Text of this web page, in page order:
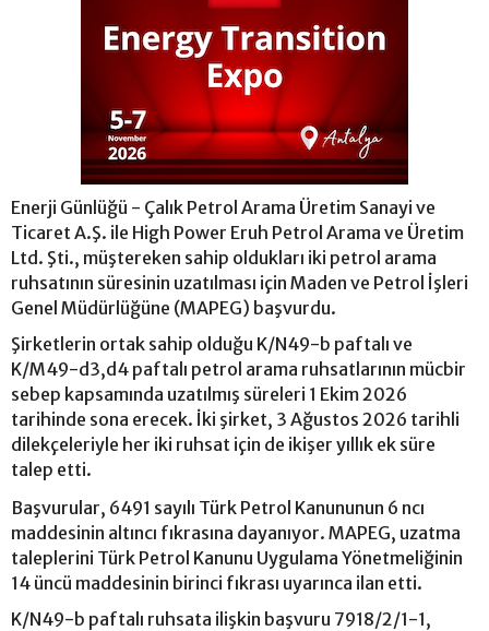
Enerji Günlüğü - Çalık Petrol Arama Üretim Sanayi ve
Ticaret A.Ş. ile High Power Eruh Petrol Arama ve Üretim
Ltd. Şti., müştereken sahip oldukları iki petrol arama
ruhsatının süresinin uzatılması için Maden ve Petrol İşleri
Genel Müdürlüğüne (MAPEG) başvurdu.
Şirketlerin ortak sahip olduğu K/N49-b paftalı ve
K/M49-d3,d4 paftalı petrol arama ruhsatlarının mücbir
sebep kapsamında uzatılmış süreleri 1 Ekim 2026
tarihinde sona erecek. İki şirket, 3 Ağustos 2026 tarihli
dilekçeleriyle her iki ruhsat için de ikişer yıllık ek süre
talep etti.
Başvurular, 6491 sayılı Türk Petrol Kanununun 6 ncı
maddesinin altıncı fıkrasına dayanıyor. MAPEG, uzatma
taleplerini Türk Petrol Kanunu Uygulama Yönetmeliğinin
14 üncü maddesinin birinci fıkrası uyarınca ilan etti.
K/N49-b paftalı ruhsata ilişkin başvuru 7918/2/1-1,